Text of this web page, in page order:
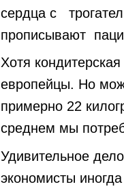
сердца с
прописывают
Хотя
европейцы. Но
примерно 22
среднем мы
Удивительное
экономисты